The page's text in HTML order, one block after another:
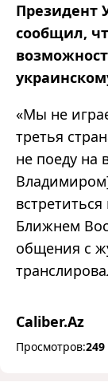
Президент
сообщил,
«Мы не
третья
не поеду на
Ближнем
общения с
Caliber.Az
Просмотров:249